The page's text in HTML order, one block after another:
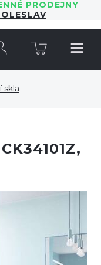
PRODEJNY
skla